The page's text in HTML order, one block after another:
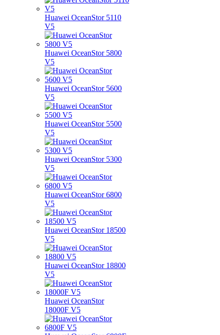
Huawei OceanStor 5110
V5
Huawei OceanStor 5800
V5
Huawei OceanStor 5600
V5
Huawei OceanStor 5500
V5
Huawei OceanStor 5300
V5
Huawei OceanStor 6800
V5
Huawei OceanStor 18500
V5
Huawei OceanStor 18800
V5
Huawei OceanStor
18000F V5